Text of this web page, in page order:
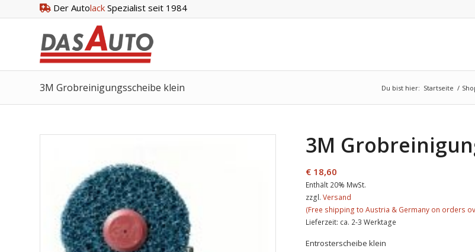
Der Autolack Spezialist seit 1984
3M Grobreinigungsscheibe klein Du bist hier: Startseite /
3M
€ 18,60
Enthält 20% MwSt.
zzgl.Versand
Lieferzeit: ca. 2-3 Werktage
Entrosterscheibe klein